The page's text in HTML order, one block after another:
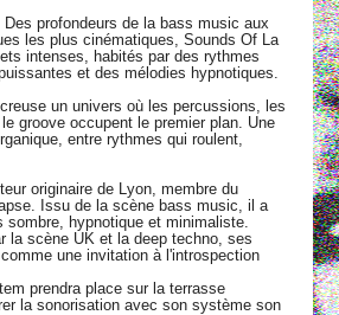
Des profondeurs de la bass music aux
les plus cinématiques, Sounds Of La
intenses, habités par des rythmes
et des mélodies hypnotiques.
un univers où les percussions, les
groove occupent le premier plan. Une
entre rythmes qui roulent,
originaire de Lyon, membre du
Issu de la scène bass music, il a
sombre, hypnotique et minimaliste.
la scène UK et la deep techno, ses
une invitation à l'introspection
prendra place sur la terrasse
la sonorisation avec son système son